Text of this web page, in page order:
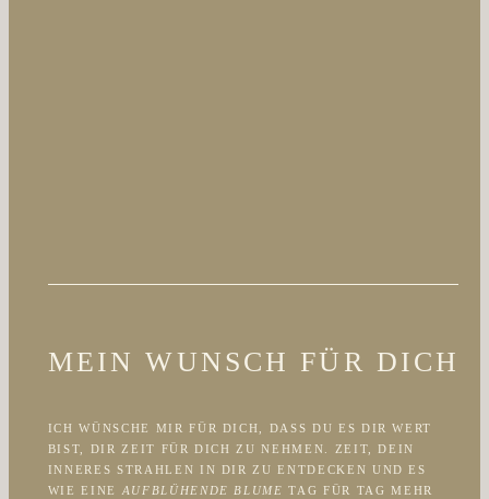
MEIN WUNSCH FÜR DICH
ICH WÜNSCHE MIR FÜR DICH, DASS DU ES DIR WERT
BIST, DIR ZEIT FÜR DICH ZU NEHMEN. ZEIT, DEIN
INNERES STRAHLEN IN DIR ZU ENTDECKEN UND ES
WIE EINE AUFBLÜHENDE BLUME TAG FÜR TAG MEHR